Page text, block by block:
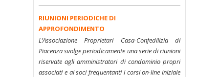
RIUNIONI PERIODICHE DI
APPROFONDIMENTO
L’Associazione Proprietari Casa-Confedilizia di
Piacenza svolge periodicamente una serie di riunioni
riservate agli amministratori di condominio propri
associati e ai soci frequentanti i corsi on-line iniziale